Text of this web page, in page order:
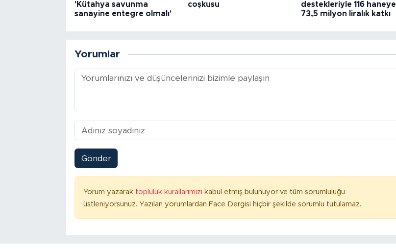
'Kütahya savunma
sanayine entegre olmalı'
coşkusu
destekleriyle 116 haneye
73,5 milyon liralık katkı
Yorumlar
Gönder
Yorum yazarak topluluk kurallarımızı kabul etmiş bulunuyor ve tüm sorumluluğu
üstleniyorsunuz. Yazılan yorumlardan Face Dergisi hiçbir şekilde sorumlu tutulamaz.